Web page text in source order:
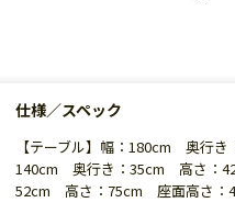
仕様／スペック
【テーブル】幅：180cm 奥行
140cm 奥行き：35cm 高さ：
52cm 高さ：75cm 座面高さ：